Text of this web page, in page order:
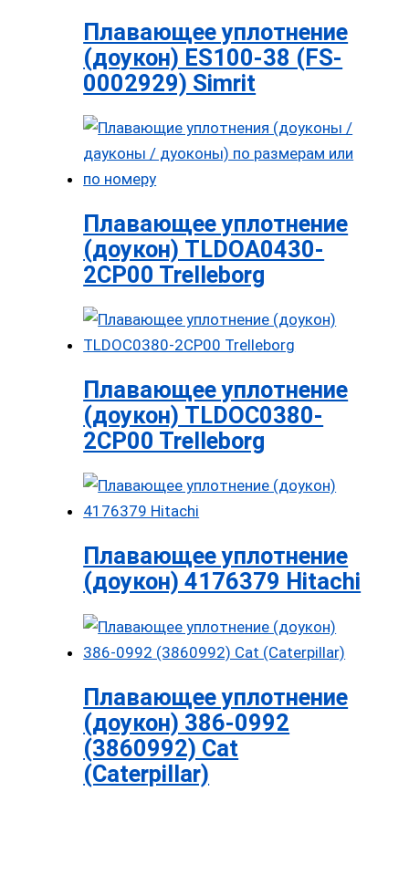
Плавающее уплотнение
(доукон) ES100-38 (FS-
0002929) Simrit
Плавающее уплотнение
(доукон) TLDOA0430-
2CP00 Trelleborg
Плавающее уплотнение
(доукон) TLDOC0380-
2CP00 Trelleborg
Плавающее уплотнение
(доукон) 4176379 Hitachi
Плавающее уплотнение
(доукон) 386-0992
(3860992) Cat
(Caterpillar)